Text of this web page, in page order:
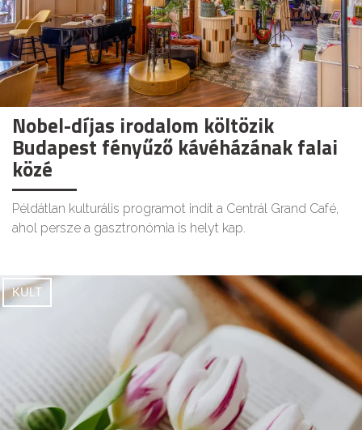
Nobel-díjas irodalom költözik
Budapest fényűző kávéházának falai
közé
Példátlan kulturális programot indít a Centrál Grand Café,
ahol persze a gasztronómia is helyt kap.
KULT